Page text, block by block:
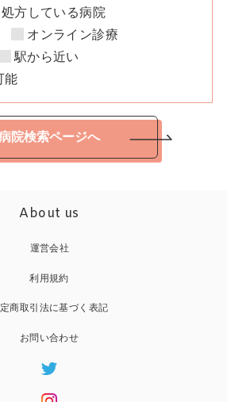
方している病院
オンライン診療
駅から近い
能
院検索ページへ
About us
運営会社
利用規約
商取引法に基づく表記
お問い合わせ